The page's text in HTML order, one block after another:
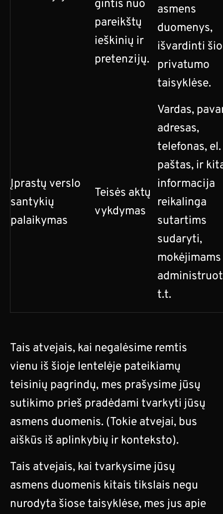
gintis nuo
pareikštų
ieškinių ir
pretenzijų.
asmens
duomenys,
išvardinti
privatumo
taisyklėse.
Įprastų verslo
santykių
palaikymas
Teisės aktų
vykdymas
Vardas,
adresas,
telefonas, el.
paštas, ir
informacija
reikalinga
sutartims
sudaryti,
mokėjimams
t.t.
Tais atvejais, kai negalėsime remtis
vienu iš šioje lentelėje pateikiamų
teisinių pagrindų, mes prašysime jūsų
sutikimo prieš pradėdami tvarkyti jūsų
asmens duomenis. (Tokie atvejai, bus
aiškūs iš aplinkybių ir konteksto).
Tais atvejais, kai tvarkysime jūsų
asmens duomenis kitais tikslais negu
nurodyta šiose taisyklėse, mes jus apie